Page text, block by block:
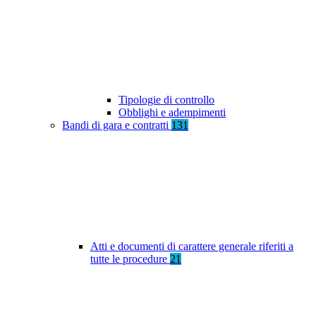
Tipologie di controllo
Obblighi e adempimenti
Bandi di gara e contratti 131
Atti e documenti di carattere generale riferiti a
tutte le procedure 21